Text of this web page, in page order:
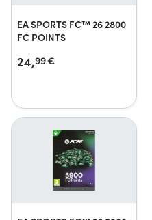
EA SPORTS FC™ 26 2800
FC POINTS
24,99€